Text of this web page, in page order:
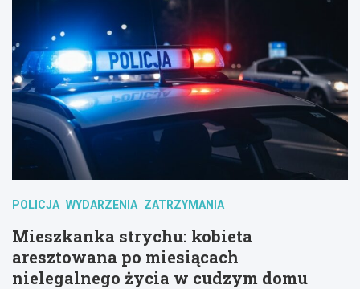
POLICJA WYDARZENIA ZATRZYMANIA
Mieszkanka strychu: kobieta
aresztowana po miesiącach
nielegalnego życia w cudzym domu